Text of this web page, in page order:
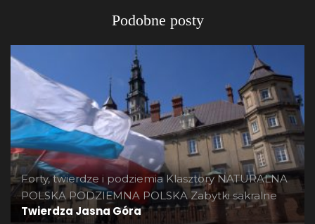
Podobne posty
Forty, twierdze i podziemia Klasztory NATURALNA
POLSKA PODZIEMNA POLSKA Zabytki sakralne
Twierdza Jasna Góra